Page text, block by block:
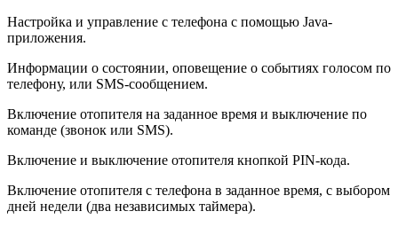
Настройка и управление с телефона с помощью Java-
приложения.
Информации о состоянии, оповещение о событиях голосом по
телефону, или SMS-сообщением.
Включение отопителя на заданное время и выключение по
команде (звонок или SMS).
Включение и выключение отопителя кнопкой PIN-кода.
Включение отопителя с телефона в заданное время, с выбором
дней недели (два независимых таймера).